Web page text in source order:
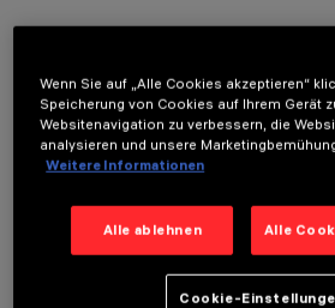
TECHNISCHE DATEN
LETZTES UPDATE: 01.08.2026
Wenn Sie auf „Alle Cookies akzeptieren“
Speicherung von Cookies auf Ihrem Gerät
Websitenavigation zu verbessern, die
analysieren und unsere
Weitere Informationen
Alle ablehnen Alle
Cookie-